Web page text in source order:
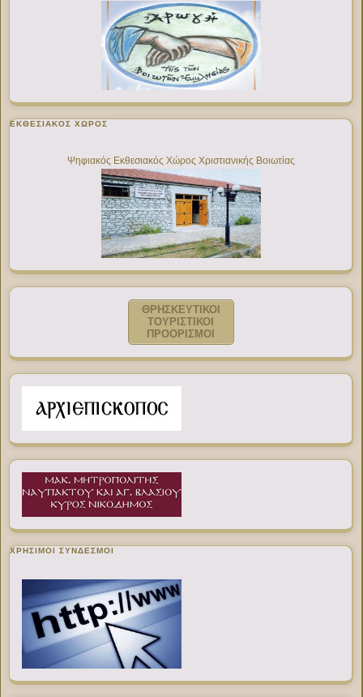
ΕΚΘΕΣΙΑΚΌΣ ΧΏΡΟΣ
Ψηφιακός Εκθεσιακός Χώρος Χριστιανικής Βοιωτίας
ΘΡΗΣΚΕΥΤΙΚΟΙ
ΤΟΥΡΙΣΤΙΚΟΙ
ΠΡΟΟΡΙΣΜΟΙ
ΧΡΉΣΙΜΟΙ ΣΎΝΔΕΣΜΟΙ